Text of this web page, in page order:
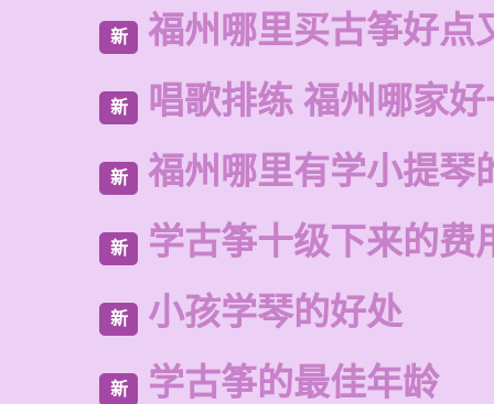
新 福州哪里买古筝好点
新 唱歌排练 福州哪家
新 福州哪里有学小提琴
新 学古筝十级下来的费
新 小孩学琴的好处
新 学古筝的最佳年龄